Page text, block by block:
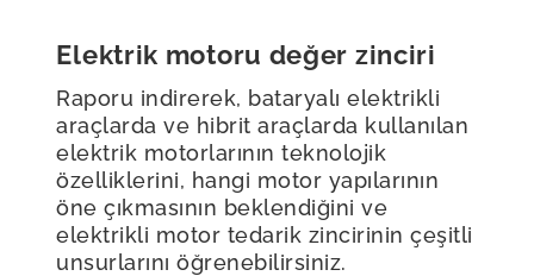
Elektrik motoru değer zinciri
Raporu indirerek, bataryalı elektrikli
araçlarda ve hibrit araçlarda kullanılan
elektrik motorlarının teknolojik
özelliklerini, hangi motor yapılarının
öne çıkmasının beklendiğini ve
elektrikli motor tedarik zincirinin çeşitli
unsurlarını öğrenebilirsiniz.